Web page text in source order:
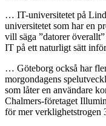
… IT-universitetet på
universitetet som har en
vill säga ”datorer
IT på ett naturligt sätt
… Göteborg också har
morgondagens
som låter en användare
Chalmers-företaget
för mer verklighetstrogen